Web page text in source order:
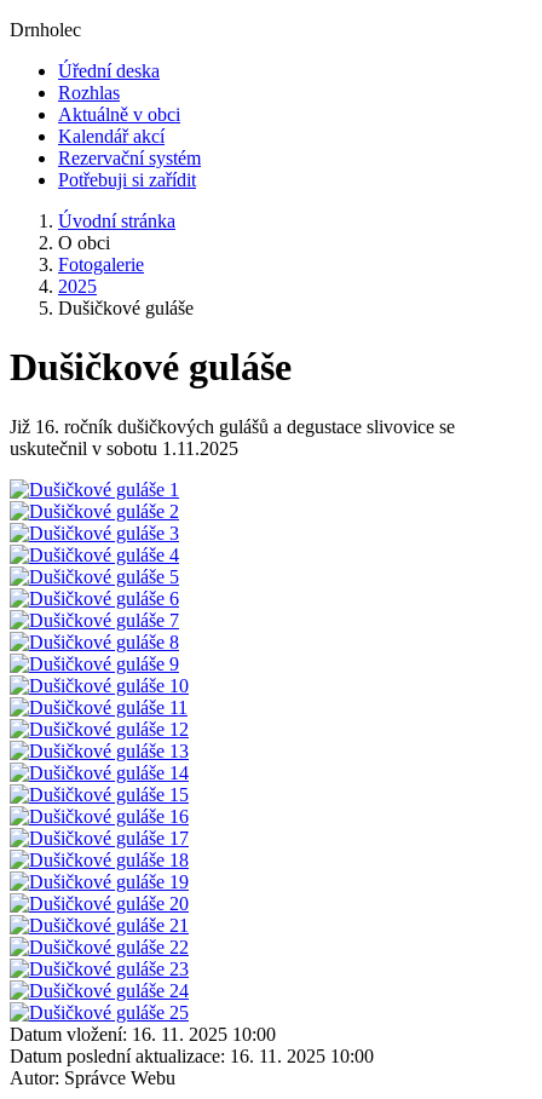
Drnholec
Úřední deska
Rozhlas
Aktuálně v obci
Kalendář akcí
Rezervační systém
Potřebuji si zařídit
Úvodní stránka
O obci
Fotogalerie
2025
Dušičkové guláše
Dušičkové guláše
Již 16. ročník dušičkových gulášů a degustace slivovice se
uskutečnil v sobotu 1.11.2025
Datum vložení: 16. 11. 2025 10:00
Datum poslední aktualizace: 16. 11. 2025 10:00
Autor: Správce Webu